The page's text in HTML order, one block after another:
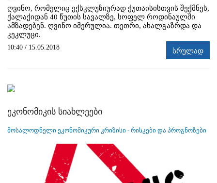
ღვინო, რომელიც ექსკლუზიურად ქუთაისისთვის შექმნეს,
ქალაქიდან 40 წუთის სავალზე, სოფელ როდინაულში
ამზადებენ. ღვინო იმერულია. თეთრი, ახალგაზრდა და
კეკლუცი.
10:40 / 15.05.2018 სრულად
ეკონომიკის სიახლეები
მოსალოდნელი ეკონომიკური კრიზისი - რისკები და პროგნოზები